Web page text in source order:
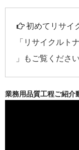
初めてリサイ
「 リサイクルト
」もご覧ください
業務用品質工程ご紹介